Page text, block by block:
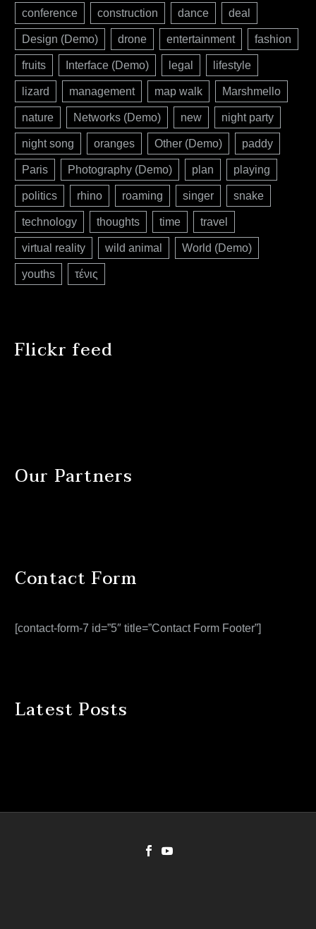
conference construction dance deal
Design (Demo) drone entertainment fashion
fruits Interface (Demo) legal lifestyle
lizard management map walk Marshmello
nature Networks (Demo) new night party
night song oranges Other (Demo) paddy
Paris Photography (Demo) plan playing
politics rhino roaming singer snake
technology thoughts time travel
virtual reality wild animal World (Demo)
youths τένις
Flickr feed
Our Partners
Contact Form
[contact-form-7 id=”5″ title=”Contact Form Footer”]
Latest Posts